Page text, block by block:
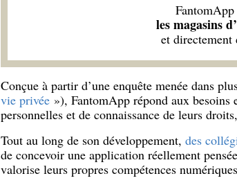
les magasins
et directement
Conçue à partir d’une enquête menée dans
vie privée»), FantomApp répond aux besoins
personnelles et de connaissance de leurs
Tout au long de son développement, des
de concevoir une application réellement pensée
valorise leurs propres compétences